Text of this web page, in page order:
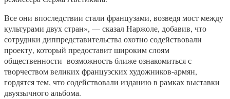
Все они впоследствии стали французами, возведя мост между
культурами двух стран», — сказал Наржоле, добавив, что
сотруднки диппредставительства охотно содействовали
проекту, который предоставит широким слоям
общественности возможность ближе ознакомиться с
творчеством великих французских художников-армян,
гордятся тем, что содействовали изданию в рамках выставки
двуязычного альбома.